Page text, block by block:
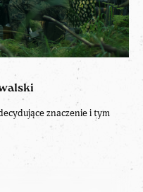
znaczenie i tym